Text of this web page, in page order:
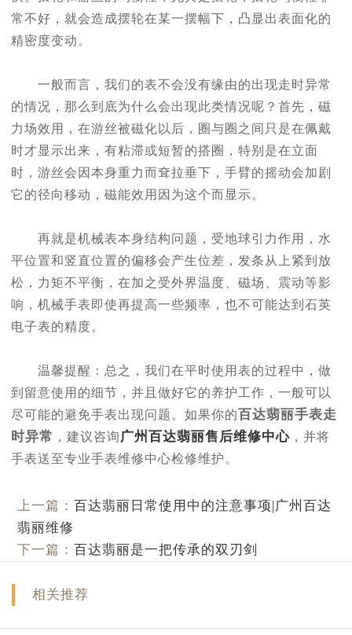
常不好，就会造成摆轮在某一摆幅下，凸显出表面化的
精密度变动。
一般而言，我们的表不会没有缘由的出现走时异常
的情况，那么到底为什么会出现此类情况呢？首先，磁
力场效用，在游丝被磁化以后，圈与圈之间只是在佩戴
时才显示出来，有粘滞或短暂的搭圈，特别是在立面
时，游丝会因本身重力而耷拉垂下，手臂的摇动会加剧
它的径向移动，磁能效用因为这个而显示。
再就是机械表本身结构问题，受地球引力作用，水
平位置和竖直位置的偏移会产生位差，发条从上紧到放
松，力矩不平衡，在加之受外界温度、磁场、震动等影
响，机械手表即使再提高一些频率，也不可能达到石英
电子表的精度。
温馨提醒：总之，我们在平时使用表的过程中，做
到留意使用的细节，并且做好它的养护工作，一般可以
尽可能的避免手表出现问题。如果你的百达翡丽手表走
时异常 ，建议咨询广州百达翡丽售后维修中心 ，并将
手表送至专业手表维修中心检修维护。
上一篇：百达翡丽日常使用中的注意事项|广州百达
翡丽维修
下一篇：百达翡丽是一把传承的双刃剑
相关推荐